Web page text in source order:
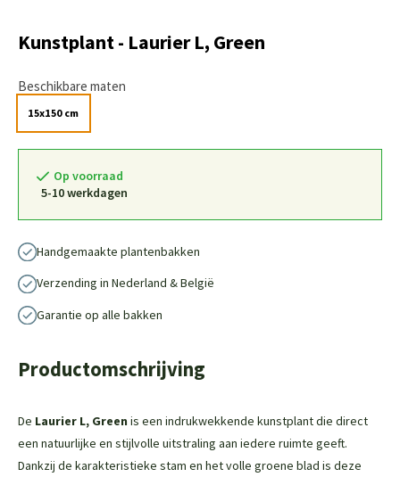
Kunstplant - Laurier L, Green
Beschikbare maten
15x150 cm
Op voorraad
5-10 werkdagen
Handgemaakte plantenbakken
Verzending in Nederland & België
Garantie op alle bakken
Productomschrijving
De Laurier L, Green is een indrukwekkende kunstplant die direct
een natuurlijke en stijlvolle uitstraling aan iedere ruimte geeft.
Dankzij de karakteristieke stam en het volle groene blad is deze